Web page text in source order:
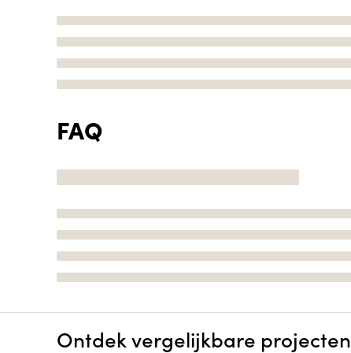
FAQ
Ontdek vergelijkbare projecten